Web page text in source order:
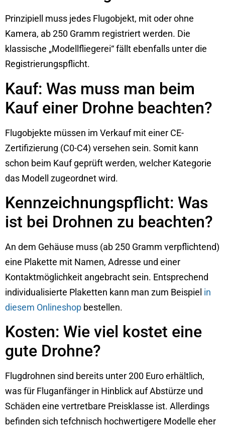
Prinzipiell muss jedes Flugobjekt, mit oder ohne
Kamera, ab 250 Gramm registriert werden. Die
klassische „Modellfliegerei“ fällt ebenfalls unter die
Registrierungspflicht.
Kauf: Was muss man beim
Kauf einer Drohne beachten?
Flugobjekte müssen im Verkauf mit einer CE-
Zertifizierung (C0-C4) versehen sein. Somit kann
schon beim Kauf geprüft werden, welcher Kategorie
das Modell zugeordnet wird.
Kennzeichnungspflicht: Was
ist bei Drohnen zu beachten?
An dem Gehäuse muss (ab 250 Gramm verpflichtend)
eine Plakette mit Namen, Adresse und einer
Kontaktmöglichkeit angebracht sein. Entsprechend
individualisierte Plaketten kann man zum Beispiel in
diesem Onlineshop bestellen.
Kosten: Wie viel kostet eine
gute Drohne?
Flugdrohnen sind bereits unter 200 Euro erhältlich,
was für Fluganfänger in Hinblick auf Abstürze und
Schäden eine vertretbare Preisklasse ist. Allerdings
befinden sich tefchnisch hochwertigere Modelle eher